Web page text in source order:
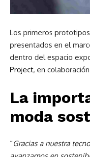
Los primeros
presentados en el
dentro del espacio
Project, en
La
moda
“Gracias a nuestra